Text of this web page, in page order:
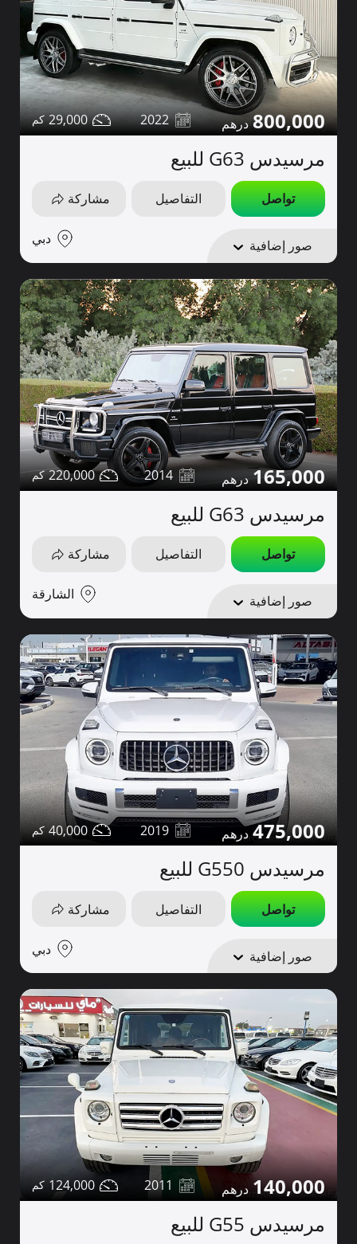
800,000
2022
29,000
مرسيدس G63 للبيع
تواصل التفاصيل مشاركة
صور إضافية دبي
165,000
2014
220,000
مرسيدس G63 للبيع
تواصل التفاصيل مشاركة
صور إضافية الشارقة
475,000
2019
40,000
مرسيدس G550 للبيع
تواصل التفاصيل مشاركة
صور إضافية دبي
140,000
2011
124,000
مرسيدس G55 للبيع